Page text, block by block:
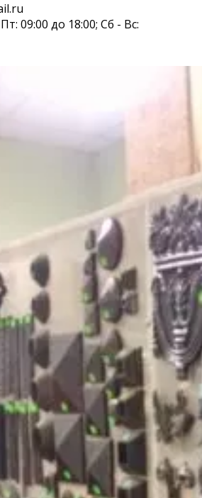
09:00 до 18:00; Сб - Вс: